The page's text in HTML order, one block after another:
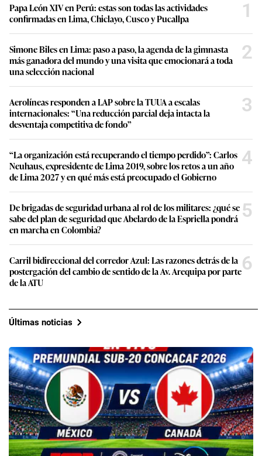
Papa León XIV en Perú: estas son todas las actividades
confirmadas en Lima, Chiclayo, Cusco y Pucallpa
1
Simone Biles en Lima: paso a paso, la agenda de la gimnasta
más ganadora del mundo y una visita que emocionará a toda
una selección nacional
2
Aerolíneas responden a LAP sobre la TUUA a escalas
internacionales: “Una reducción parcial deja intacta la
desventaja competitiva de fondo”
3
“La organización está recuperando el tiempo perdido”: Carlos
Neuhaus, expresidente de Lima 2019, sobre los retos a un año
de Lima 2027 y en qué más está preocupado el Gobierno
4
De brigadas de seguridad urbana al rol de los militares: ¿qué se
sabe del plan de seguridad que Abelardo de la Espriella pondrá
en marcha en Colombia?
5
Carril bidireccional del corredor Azul: Las razones detrás de la
postergación del cambio de sentido de la Av. Arequipa por parte
de la ATU
6
Últimas noticias